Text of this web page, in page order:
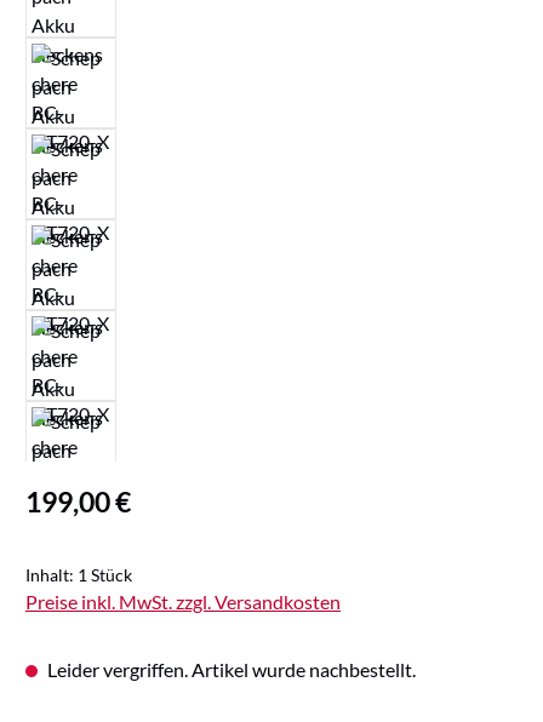
Regulärer Preis:
199,00 €
Inhalt: 1 Stück
Preise inkl. MwSt. zzgl. Versandkosten
Leider vergriffen. Artikel wurde nachbestellt.